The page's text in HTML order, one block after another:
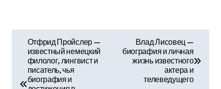
в
Отфрид Пройслер —
известный немецкий
филолог, лингвист и
писатель, чья
биография и
Влад Лисовец —
биография и личная
жизнь известного
актера и
телеведущего